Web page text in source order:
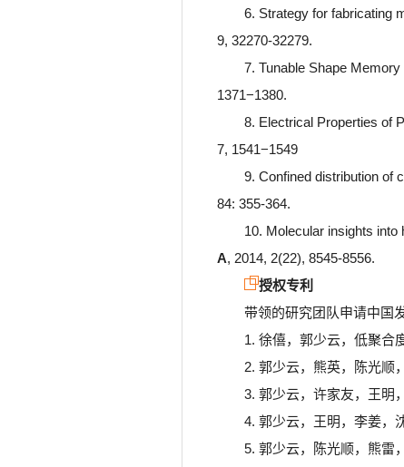
6. Strategy for fabricating
9, 32270-32279.
7. Tunable Shape
1371−1380.
8. Electrical Properties of
7, 1541−1549
9. Confined distribution of
84: 355-364.
10. Molecular insights into
A, 2014, 2(22), 8545-8556.
授权专利
带领的研究团队申请中国
1. 徐僖，郭少云，低聚合
2. 郭少云，熊英，陈光顺
3. 郭少云，许家友，王明
4. 郭少云，王明，李姜，
5. 郭少云，陈光顺，熊雷